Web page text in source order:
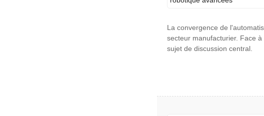
La convergence de
secteur manufacturier. Face
sujet de discussion central.